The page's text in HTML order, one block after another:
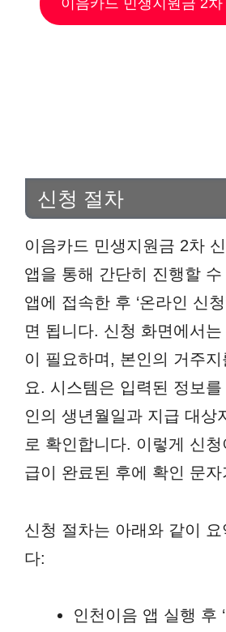
이음카드 민생지원금 2
신청 절차
이음카드 민생지원금 2차
앱을 통해 간단히 진행할 수
앱에 접속한 후 ‘온라인 신
면 됩니다. 신청 화면에서
이 필요하며, 본인의 거주지
요. 시스템은 입력된 정보
인의 생년월일과 지급 대상
로 확인합니다. 이렇게 신청
급이 완료된 후에 확인 문
신청 절차는 아래와 같이
다:
인천이음 앱 실행 후